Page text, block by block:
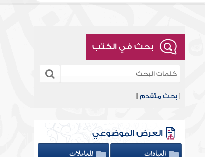
بحث في الكتب
[بحث متقدم ]
العرض الموضوعي